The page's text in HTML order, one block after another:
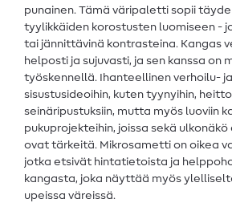
punainen. Tämä väripaletti sopii
tyylikkäiden korostusten luomiseen -
tai jännittävinä kontrasteina. Kangas
helposti ja sujuvasti, ja sen kanssa on
työskennellä. Ihanteellinen verhoilu- ja
sisustusideoihin, kuten tyynyihin,
seinäripustuksiin, mutta myös luoviin
pukuprojekteihin, joissa sekä
ovat tärkeitä. Mikrosametti on oikea
jotka etsivät hintatietoista ja
kangasta, joka näyttää myös
upeissa väreissä.